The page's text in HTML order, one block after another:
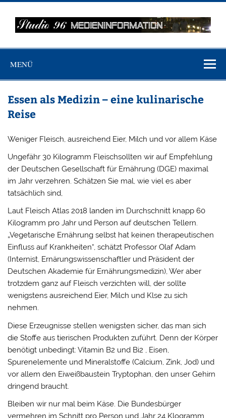
Zum
springen
MEDIENINFO-
BERLIN
MENÜ
Essen als Medizin – eine kulinarische
Reise
Weniger Fleisch, ausreichend Eier, Milch und vor allem Käse
Ungefähr 30 Kilogramm Fleischsollten wir auf Empfehlung
der Deutschen Gesellschaft für Ernährung (DGE) maximal
im Jahr verzehren. Schätzen Sie mal, wie viel es aber
tatsächlich sind,
Laut Fleisch Atlas 2018 landen im Durchschnitt knapp 60
Kilogramm pro Jahr und Person auf deutschen Tellern.
„Vegetarische Ernährung selbst hat keinen therapeutischen
Einfluss auf Krankheiten“, schätzt Professor Olaf Adam
(Internist, Ernärungswissenschaftler und Präsident der
Deutschen Akademie für Ernährungsmedizin), Wer aber
trotzdem ganz auf Fleisch verzichten will, der sollte
wenigstens ausreichend Eier, Milch und Klse zu sich
nehmen.
Diese Erzeugnisse stellen wenigsten sicher, das man sich
die Stoffe aus tierischen Produkten zuführt. Denn der Körper
benötigt unbedingt: Vitamin B2 und Bi2 , Eisen,
Spurenelemente und Mineralstoffe (Calcium, Zink, Jod) und
vor allem den Eiweißbaustein Tryptophan, den unser Gehirn
dringend braucht.
Bleiben wir nur mal beim Käse. Die Bundesbürger
vermehren im Schnitt pro Person und Jahr 24 Klogramm